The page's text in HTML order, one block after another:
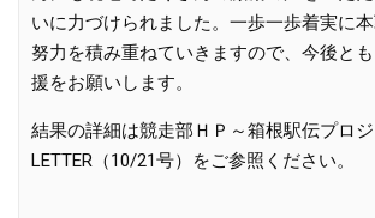
いに力づけられました。一歩一歩着実に
努力を積み重ねていきますので、今後と
援をお願いします。
結果の詳細は競走部ＨＰ～箱根駅伝プロ
LETTER（10/21号）をご参照ください。